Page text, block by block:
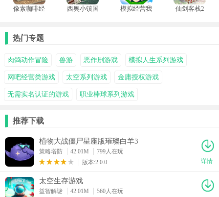
像素咖啡经
西奥小镇国
模拟经营我
仙剑客栈2
热门专题
肉鸽动作冒险 兽游 恶作剧游戏 模拟人生系列游戏
网吧经营类游戏 太空系列游戏 金庸授权游戏
无需实名认证的游戏 职业棒球系列游戏
推荐下载
植物大战僵尸星座版璀璨白羊3
策略塔防 42.01M
799人在玩
版本:2.0.0
详情
太空生存游戏
益智解谜 42.01M
560人在玩